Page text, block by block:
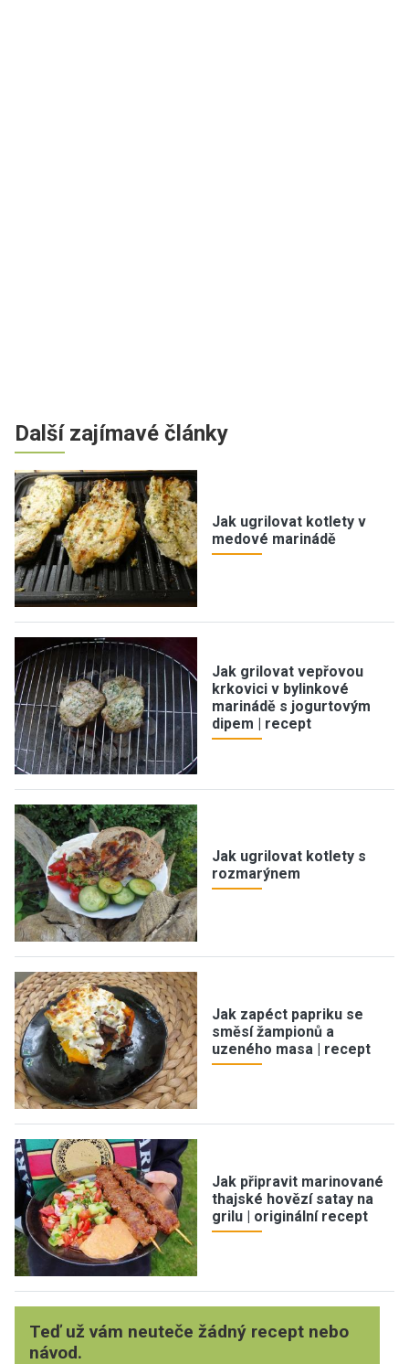
Další zajímavé články
Jak ugrilovat kotlety v
medové marinádě
Jak grilovat vepřovou
krkovici v bylinkové
marinádě s jogurtovým
dipem | recept
Jak ugrilovat kotlety s
rozmarýnem
Jak zapéct papriku se
směsí žampionů a
uzeného masa | recept
Jak připravit marinované
thajské hovězí satay na
grilu | originální recept
Teď už vám neuteče žádný recept nebo
návod.